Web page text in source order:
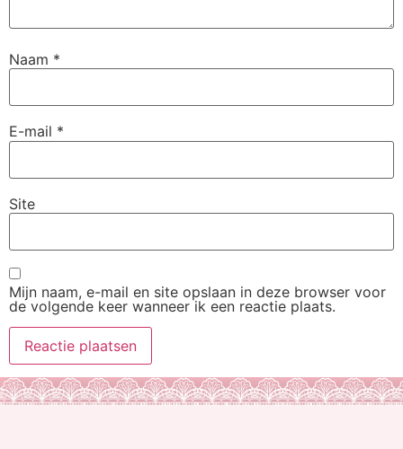
Naam *
E-mail *
Site
Mijn naam, e-mail en site opslaan in deze browser voor
de volgende keer wanneer ik een reactie plaats.